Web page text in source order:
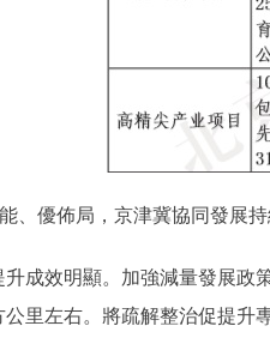
優佈局，京津冀協同發展持
效明顯。加強減量發展政策
公里左右。將疏解整治促提升